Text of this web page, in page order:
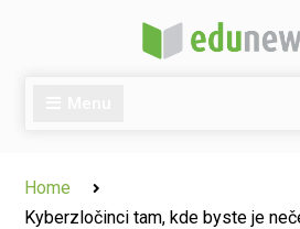
Home
Kyberzločinci tam, kde byste je